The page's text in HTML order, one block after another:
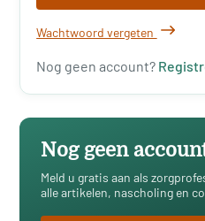
Wachtwoord vergeten
Nog geen account?
Nog geen
Meld u gratis aan als
alle artikelen, nascholing en